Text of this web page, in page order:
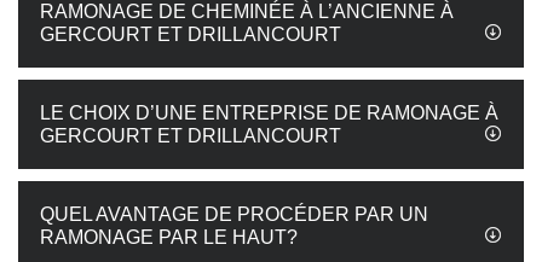
RAMONAGE DE CHEMINÉE À L’ANCIENNE À
GERCOURT ET DRILLANCOURT
LE CHOIX D’UNE ENTREPRISE DE RAMONAGE À
GERCOURT ET DRILLANCOURT
QUEL AVANTAGE DE PROCÉDER PAR UN
RAMONAGE PAR LE HAUT?